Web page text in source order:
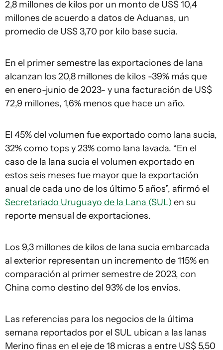
2,8 millones de kilos por un monto de US$ 10,4
millones de acuerdo a datos de Aduanas, un
promedio de US$ 3,70 por kilo base sucia.
En el primer semestre las exportaciones de lana
alcanzan los 20,8 millones de kilos -39% más que
en enero-junio de 2023- y una facturación de US$
72,9 millones, 1,6% menos que hace un año.
El 45% del volumen fue exportado como lana sucia,
32% como tops y 23% como lana lavada. “En el
caso de la lana sucia el volumen exportado en
estos seis meses fue mayor que la exportación
anual de cada uno de los último 5 años”, afirmó el
Secretariado Uruguayo de la Lana (SUL) en su
reporte mensual de exportaciones.
Los 9,3 millones de kilos de lana sucia embarcada
al exterior representan un incremento de 115% en
comparación al primer semestre de 2023, con
China como destino del 93% de los envíos.
Las referencias para los negocios de la última
semana reportados por el SUL ubican a las lanas
Merino finas en el eje de 18 micras a entre US$ 5,50